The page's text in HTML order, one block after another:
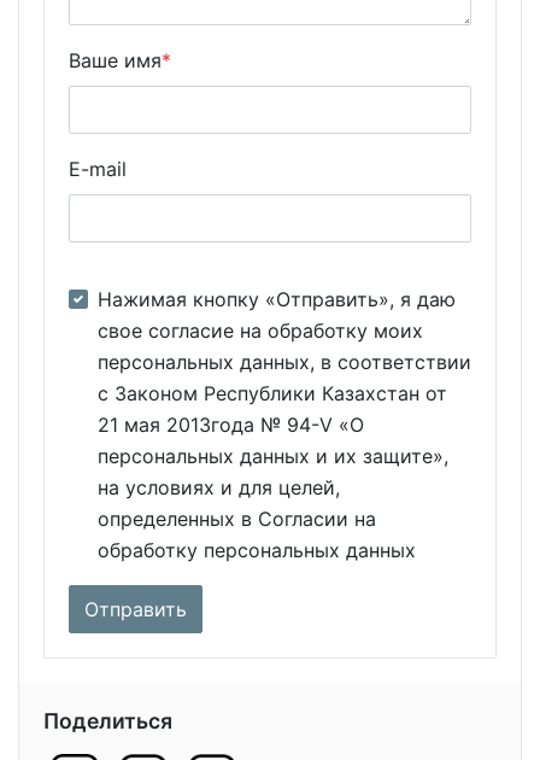
Ваше имя*
E-mail
Нажимая кнопку «Отправить», я даю
свое согласие на обработку моих
персональных данных, в соответствии
с Законом Республики Казахстан от
21 мая 2013года № 94-V «О
персональных данных и их защите»,
на условиях и для целей,
определенных в Согласии на
обработку персональных данных
Поделиться